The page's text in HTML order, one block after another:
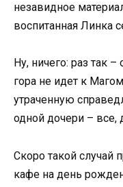
незавидное
воспитанная Линка
Ну, ничего: раз так
гора не идет к
утраченную
одной дочери – все,
Скоро такой случай
кафе на день